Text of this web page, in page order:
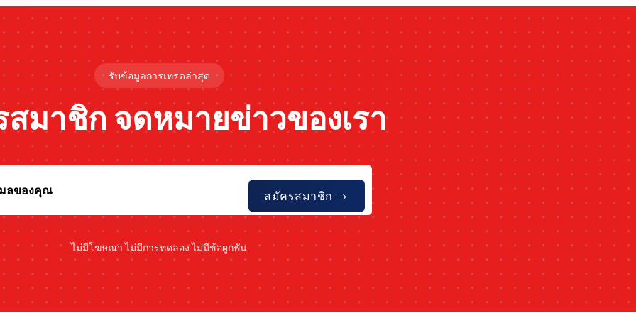
รับข้อมูลการเทรดล่าสุด
มาชิก จดหมายข่าวของเรา
สมัครสมาชิก
ไม่มีโฆษณา ไม่มีการทดลอง ไม่มีข้อผูกพัน